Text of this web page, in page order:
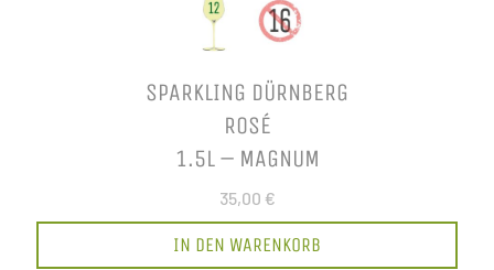
SPARKLING DÜRNBERG
ROSÉ
1.5L – MAGNUM
35,00 €
IN DEN WARENKORB